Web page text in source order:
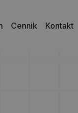
Cennik Kontakt